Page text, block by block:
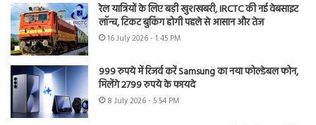
रेल यात्रियों के लिए बड़ी खुशखबरी, IRCTC की नई वेबसाइट
लॉन्च, टिकट बुकिंग होगी पहले से आसान और तेज
16 July 2026 - 1:45 PM
999 रुपये में रिजर्व करें Samsung का नया फोल्डेबल फोन,
मिलेंगे 2799 रुपये के फायदे
8 July 2026 - 5:54 PM